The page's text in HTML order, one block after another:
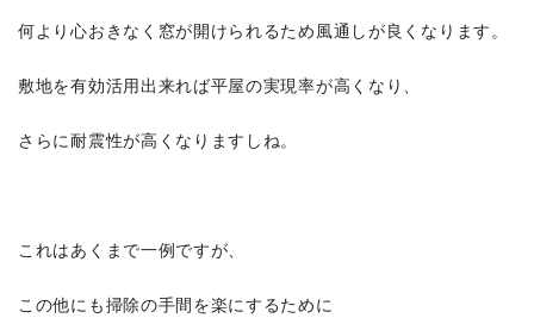
何より心おきなく窓が開けられるため風通しが良くなります。
敷地を有効活用出来れば平屋の実現率が高くなり、
さらに耐震性が高くなりますしね。
これはあくまで一例ですが、
この他にも掃除の手間を楽にするために